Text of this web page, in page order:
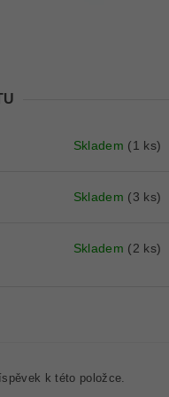
Skladem (1 ks)
Skladem (3 ks)
Skladem (2 ks)
k této položce.